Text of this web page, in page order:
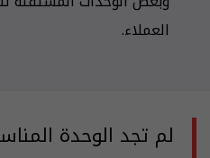
العملاء.
لم تجد الوحدة